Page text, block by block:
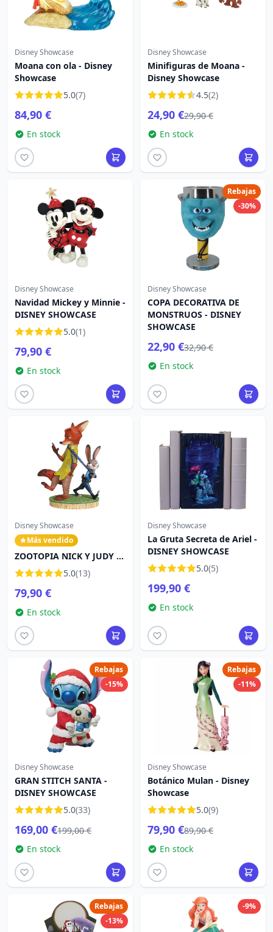
Disney Showcase
Moana con ola - Disney
Showcase
5.0(7)
84,90 €
En stock
Disney Showcase
Minifiguras de Moana -
Disney Showcase
4.5(2)
24,90 €29,90 €
En stock
Disney Showcase
Navidad Mickey y Minnie -
DISNEY SHOWCASE
5.0(1)
79,90 €
En stock
Rebajas
-30%
Disney Showcase
COPA DECORATIVA DE
MONSTRUOS - DISNEY
SHOWCASE
22,90 €32,90 €
En stock
Disney Showcase
Más vendido
ZOOTOPIA NICK Y JUDY -
DISNEY SHOWCASE
5.0(13)
79,90 €
En stock
Disney Showcase
La Gruta Secreta de Ariel -
DISNEY SHOWCASE
5.0(5)
199,90 €
En stock
Rebajas
-15%
Disney Showcase
GRAN STITCH SANTA -
DISNEY SHOWCASE
5.0(33)
169,00 €199,00 €
En stock
Rebajas
-11%
Disney Showcase
Botánico Mulan - Disney
Showcase
5.0(9)
79,90 €89,90 €
En stock
Rebajas
-13%
-9%